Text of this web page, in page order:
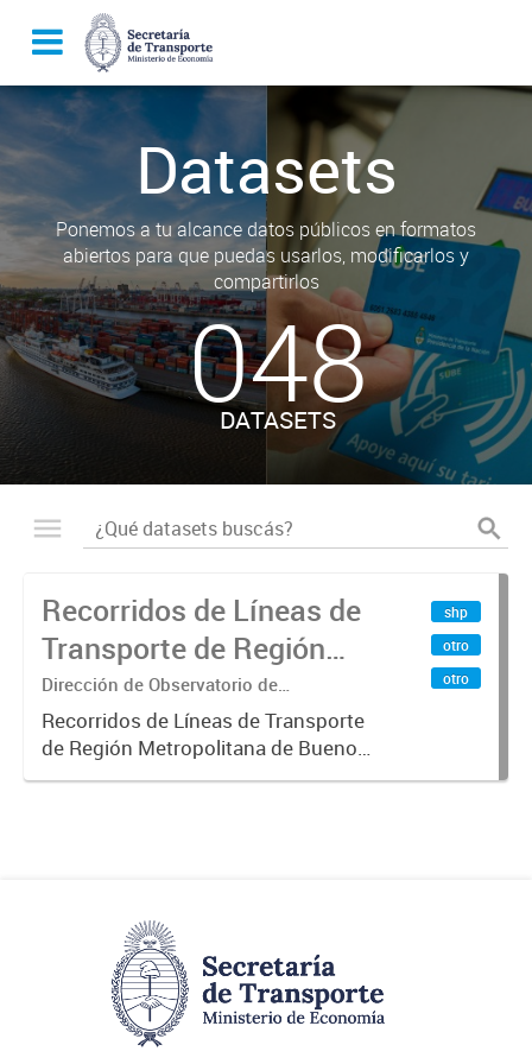
Datasets
Ponemos a tu alcance datos públicos en formatos
abiertos para que puedas usarlos, modificarlos y
compartirlos
048
DATASETS
Recorridos de Líneas de
Transporte de Región
Metropolitana de
Buenos Aires (RMBA)
Dirección de Observatorio de
Transporte, Estudio y Sistemas
Recorridos de Líneas de Transporte
de Región Metropolitana de Buenos
Aires (RMBA).-
shp
otro
otro